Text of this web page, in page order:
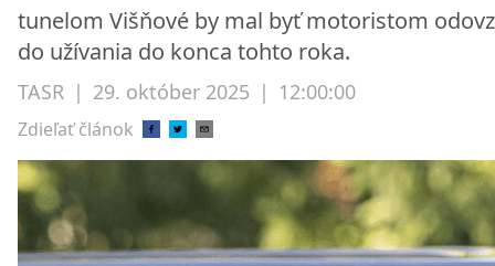
tunelom Višňové by mal byť motoristom
do užívania do konca tohto roka.
TASR | 29. október 2025 | 12:00:00
Zdieľať článok